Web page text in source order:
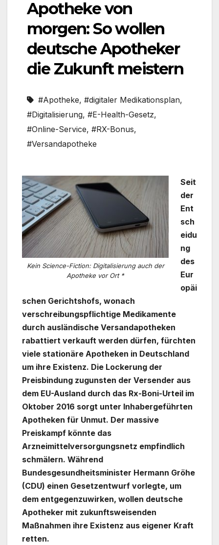
Apotheke von
morgen: So wollen
deutsche Apotheker
die Zukunft meistern
#Apotheke, #digitaler Medikationsplan,
#Digitalisierung, #E-Health-Gesetz,
#Online-Service, #RX-Bonus,
#Versandapotheke
Kein Science-Fiction: Digitalisierung auch der
Apotheke vor Ort *
Seit
der
Ent
sch
eidu
ng
des
Eur
opäi
schen Gerichtshofs, wonach
verschreibungspflichtige Medikamente
durch ausländische Versandapotheken
rabattiert verkauft werden dürfen, fürchten
viele stationäre Apotheken in Deutschland
um ihre Existenz. Die Lockerung der
Preisbindung zugunsten der Versender aus
dem EU-Ausland durch das Rx-Boni-Urteil im
Oktober 2016 sorgt unter Inhabergeführten
Apotheken für Unmut. Der massive
Preiskampf könnte das
Arzneimittelversorgungsnetz empfindlich
schmälern. Während
Bundesgesundheitsminister Hermann Gröhe
(CDU) einen Gesetzentwurf vorlegte, um
dem entgegenzuwirken, wollen deutsche
Apotheker mit zukunftsweisenden
Maßnahmen ihre Existenz aus eigener Kraft
retten.